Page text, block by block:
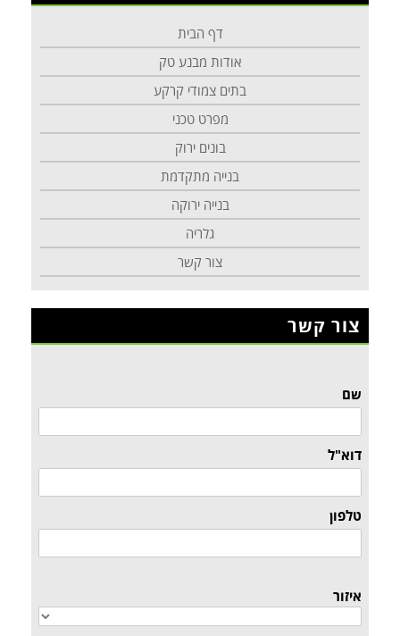
דף הבית
אודות מבנע טק
בתים צמודי קרקע
מפרט טכני
בונים ירוק
בנייה מתקדמת
בנייה ירוקה
גלריה
צור קשר
צור קשר
שם
דוא"ל
טלפון
איזור